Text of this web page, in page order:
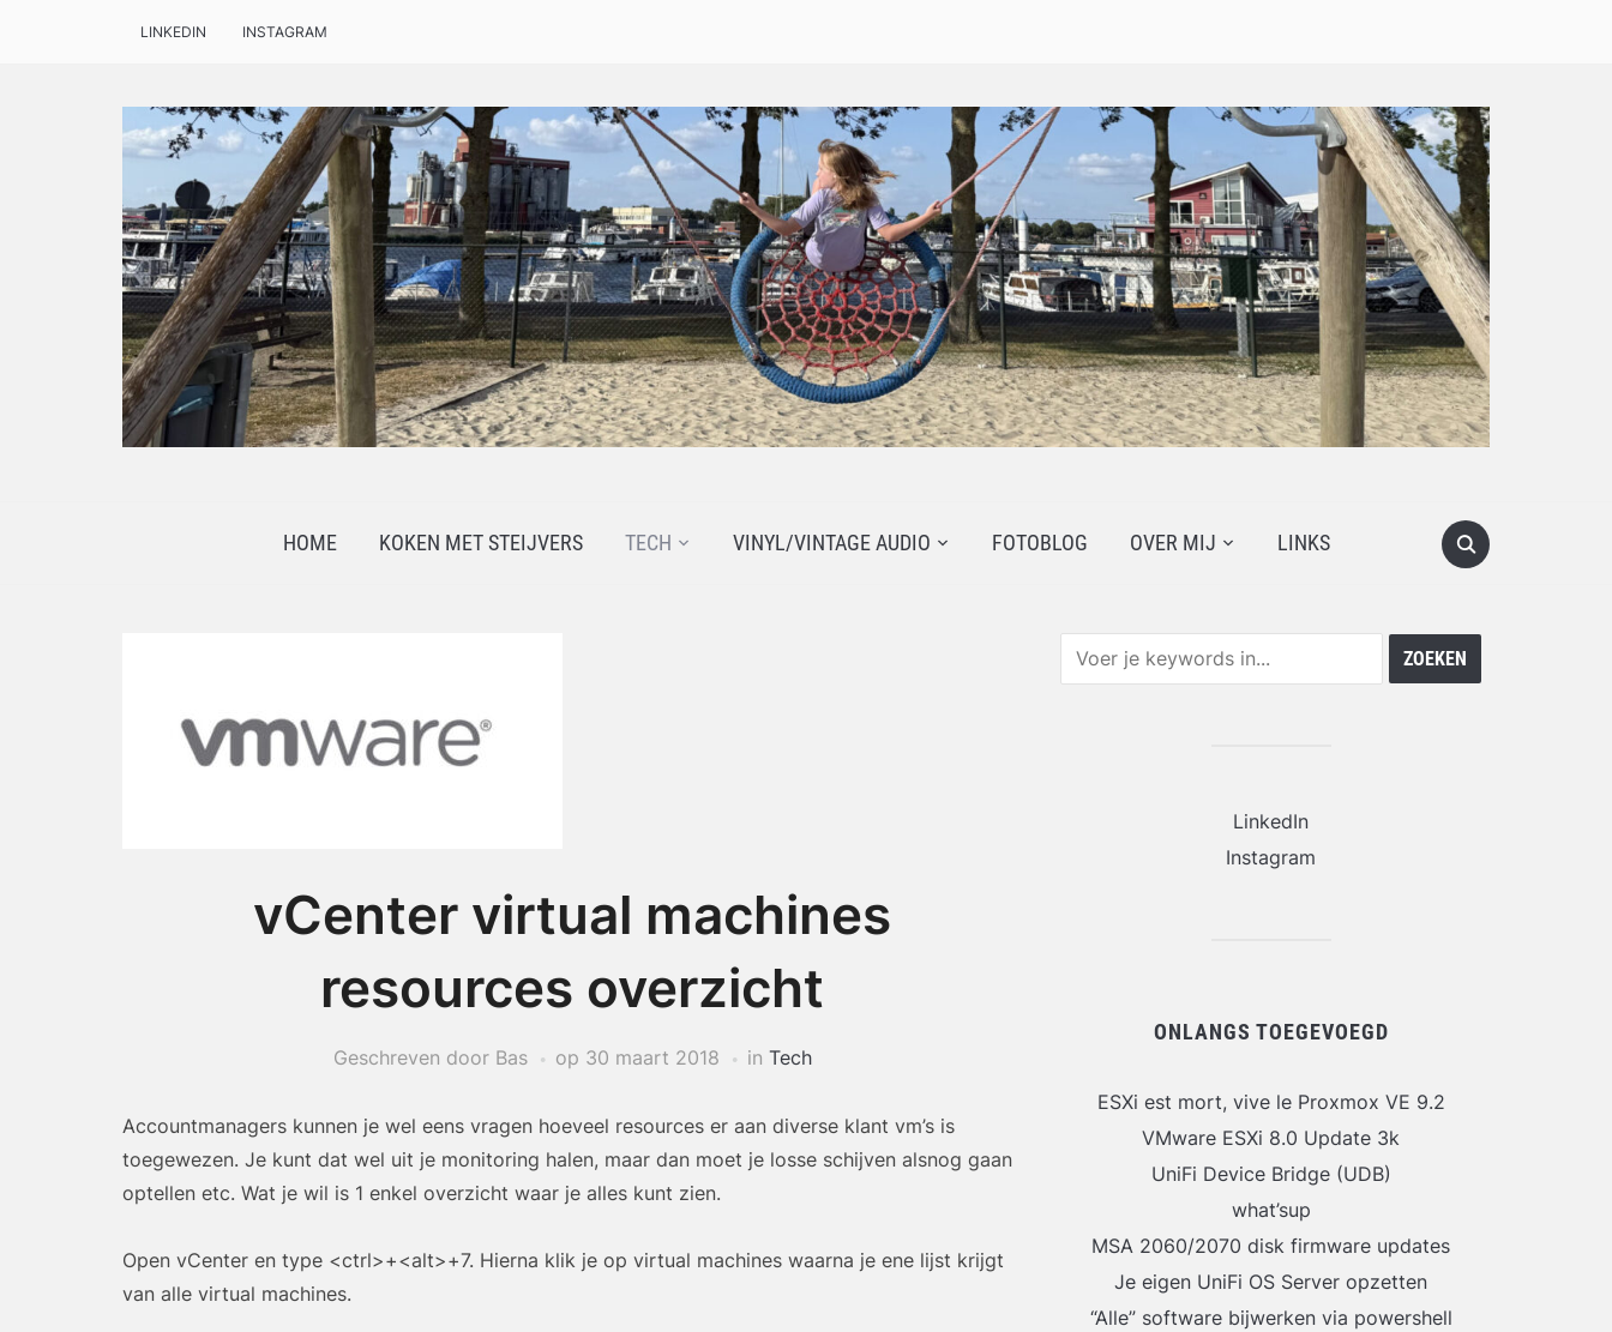
LINKEDIN INSTAGRAM
HOME KOKEN MET STEIJVERS TECH VINYL/VINTAGE AUDIO FOTOBLOG OVER MIJ LINKS
vCenter virtual machines
resources overzicht
Geschreven door Bas op 30 maart 2018 in Tech
Accountmanagers kunnen je wel eens vragen hoeveel resources er aan diverse klant vm’s is
toegewezen. Je kunt dat wel uit je monitoring halen, maar dan moet je losse schijven alsnog gaan
optellen etc. Wat je wil is 1 enkel overzicht waar je alles kunt zien.
Open vCenter en type <ctrl>+<alt>+7. Hierna klik je op virtual machines waarna je ene lijst krijgt
van alle virtual machines.
LinkedIn
Instagram
ONLANGS TOEGEVOEGD
ESXi est mort, vive le Proxmox VE 9.2
VMware ESXi 8.0 Update 3k
UniFi Device Bridge (UDB)
what’sup
MSA 2060/2070 disk firmware updates
Je eigen UniFi OS Server opzetten
“Alle” software bijwerken via powershell